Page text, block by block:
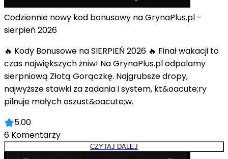
Codziennie nowy kod bonusowy na GrynaPlus.pl -
sierpień 2026
🔥 Kody Bonusowe na SIERPIEŃ 2026 🔥 Finał wakacji to
czas największych żniw! Na GrynaPlus.pl odpalamy
sierpniową Złotą Gorączkę. Najgrubsze dropy,
najwyższe stawki za zadania i system, kt&oacute;ry
pilnuje małych oszust&oacute;w.
5.00
6 Komentarzy
CZYTAJ DALEJ